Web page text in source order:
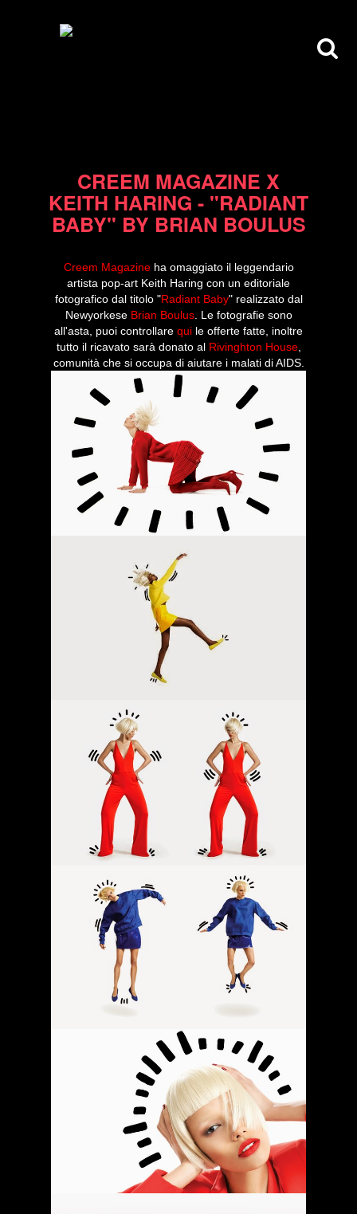
CREEM MAGAZINE X
KEITH HARING - "RADIANT
BABY" BY BRIAN BOULUS
Creem Magazineha omaggiato il leggendario
artista pop-art Keith Haring con un editoriale
fotografico dal titolo "Radiant Baby" realizzato dal
Newyorkese Brian Boulus. Le fotografie sono
all'asta, puoi controllare qui le offerte fatte, inoltre
tutto il ricavato sarà donato al Rivinghton House,
comunità che si occupa di aiutare i malati di AIDS.